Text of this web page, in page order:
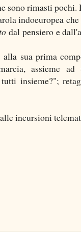
sono rimasti
indoeuropea
dal pensiero e
sua prima
assieme
insieme?";
incursioni